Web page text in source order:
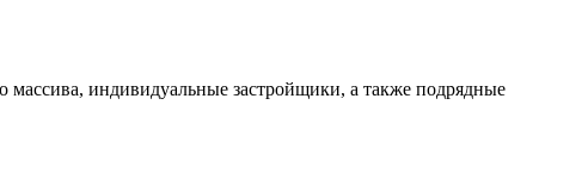
массива, индивидуальные застройщики, а также подрядные